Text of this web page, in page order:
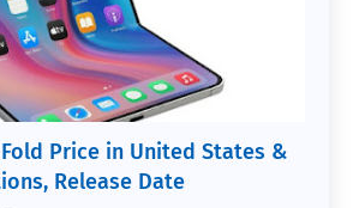
Price in United States &
Release Date